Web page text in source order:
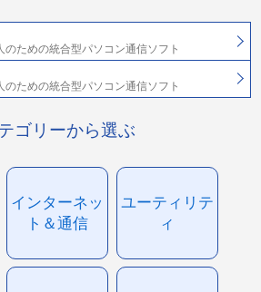
ための統合型パソコン通信ソフト
ための統合型パソコン通信ソフト
ゴリーから選ぶ
インターネッ
ト＆通信
ユーティリテ
ィ